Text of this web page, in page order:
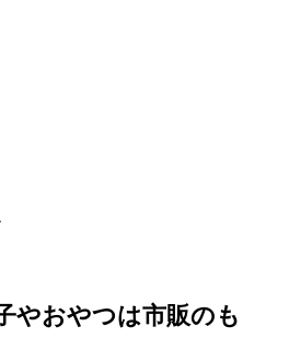
やおやつは市販のも